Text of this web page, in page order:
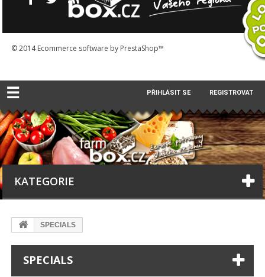
© 2014Ecommerce software by PrestaShop™
☰ PŘIHLÁSIT SE REGISTROVAT
KATEGORIE
SPECIALS
SPECIALS